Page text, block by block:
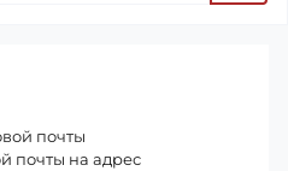
почты
почты на адрес